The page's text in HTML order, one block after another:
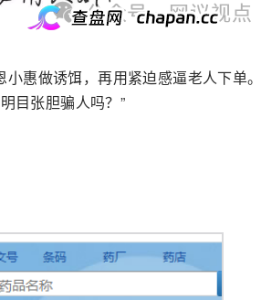
惠做诱饵，再用紧迫感逼老人下单
目张胆骗人吗？”